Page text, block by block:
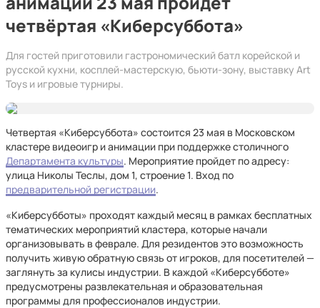
четвёртая «Киберсуббота»
Для гостей приготовили гастрономический батл корейской и
русской кухни, косплей-мастерскую, бьюти-зону, выставку Art
Toys и игровые турниры.
Четвертая «Киберсуббота» состоится 23 мая в Московском
кластере видеоигр и анимации при поддержке столичного
Департамента культуры. Мероприятие пройдет по адресу:
улица Николы Теслы, дом 1, строение 1. Вход по
предварительной регистрации.
«Киберсубботы» проходят каждый месяц в рамках бесплатных
тематических мероприятий кластера, которые начали
организовывать в феврале. Для резидентов это возможность
получить живую обратную связь от игроков, для посетителей —
заглянуть за кулисы индустрии. В каждой «Киберсубботе»
предусмотрены развлекательная и образовательная
программы для профессионалов индустрии.